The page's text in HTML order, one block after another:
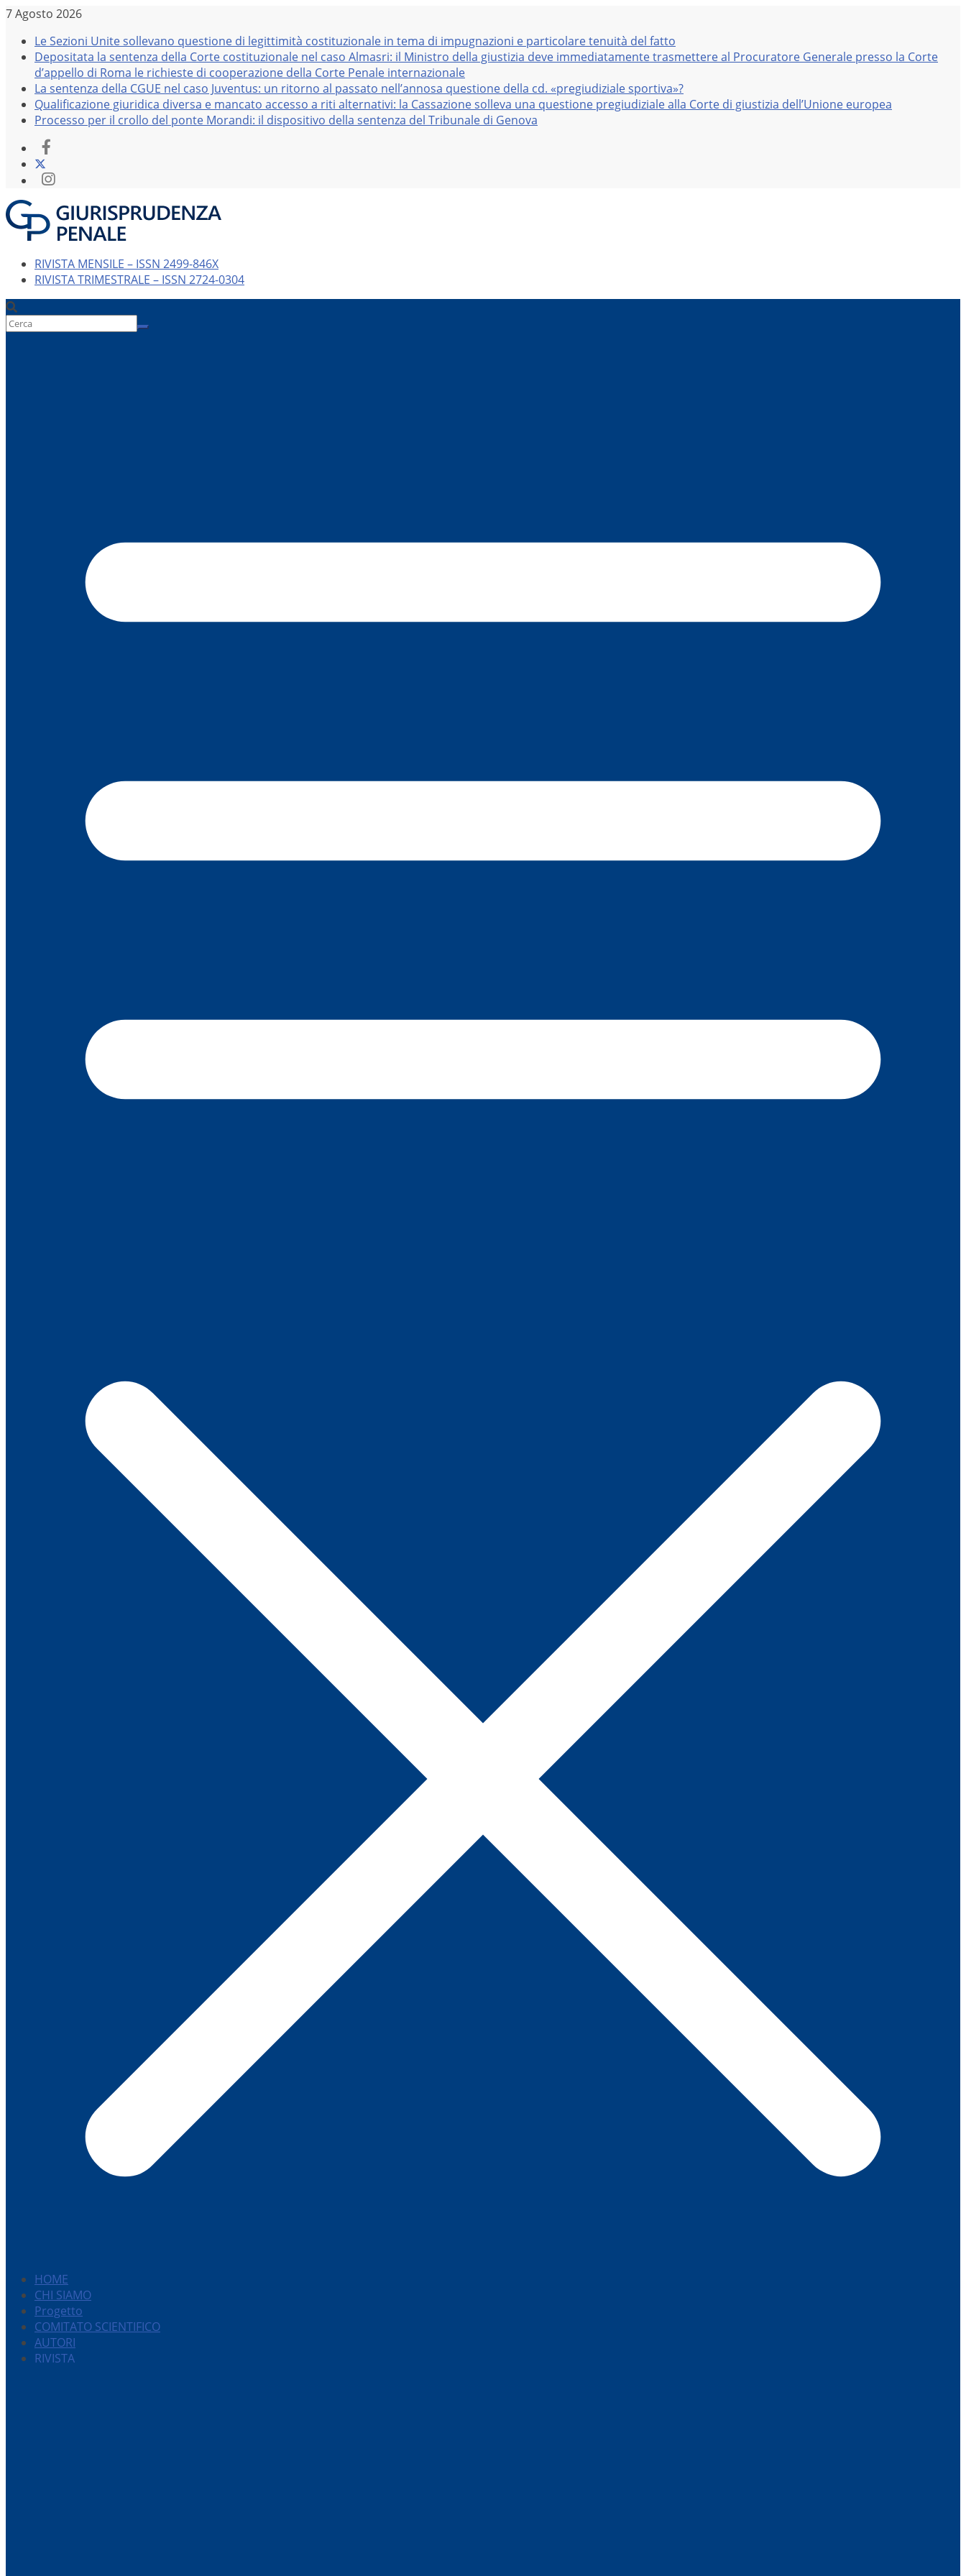
Salta
contenuto
7 Agosto 2026
Le Sezioni Unite sollevano questione di legittimità costituzionale in tema di impugnazioni e particolare tenuità del fatto
Depositata la sentenza della Corte costituzionale nel caso Almasri: il Ministro della giustizia deve immediatamente trasmettere al Procuratore Generale presso la Corte
d’appello di Roma le richieste di cooperazione della Corte Penale internazionale
La sentenza della CGUE nel caso Juventus: un ritorno al passato nell’annosa questione della cd. «pregiudiziale sportiva»?
Qualificazione giuridica diversa e mancato accesso a riti alternativi: la Cassazione solleva una questione pregiudiziale alla Corte di giustizia dell’Unione europea
Processo per il crollo del ponte Morandi: il dispositivo della sentenza del Tribunale di Genova
RIVISTA MENSILE – ISSN 2499-846X
RIVISTA TRIMESTRALE – ISSN 2724-0304
HOME
CHI SIAMO
Progetto
COMITATO SCIENTIFICO
AUTORI
RIVISTA